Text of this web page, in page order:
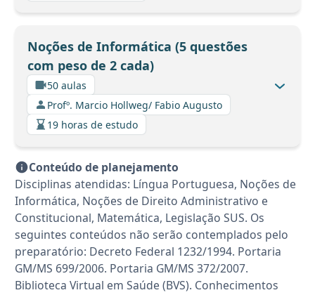
Noções de Informática (5 questões
com peso de 2 cada)
50 aulas
Profº. Marcio Hollweg/ Fabio Augusto
19 horas de estudo
Conteúdo de planejamento
Disciplinas atendidas: Língua Portuguesa, Noções de
Informática, Noções de Direito Administrativo e
Constitucional, Matemática, Legislação SUS. Os
seguintes conteúdos não serão contemplados pelo
preparatório: Decreto Federal 1232/1994. Portaria
GM/MS 699/2006. Portaria GM/MS 372/2007.
Biblioteca Virtual em Saúde (BVS). Conhecimentos